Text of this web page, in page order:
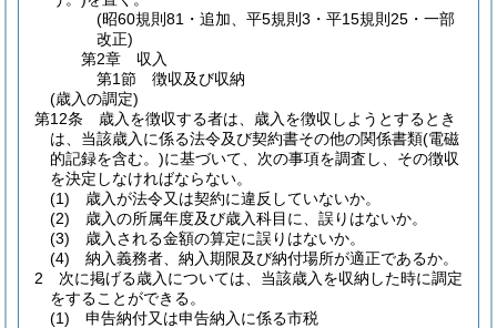
(昭60規則81・追加、平5規則3・平15規則25・一部
改正)
第2章
収入
第1節
徴収及び収納
(歳入の調定)
第12条
歳入を徴収する者は、歳入を徴収しようとするとき
は、当該歳入に係る法令及び契約書その他の関係書類(電磁
的記録を含む。)に基づいて、次の事項を調査し、その徴収
を決定しなければならない。
(1)
歳入が法令又は契約に違反していないか。
(2)
歳入の所属年度及び歳入科目に、誤りはないか。
(3)
歳入される金額の算定に誤りはないか。
(4)
納入義務者、納入期限及び納付場所が適正であるか。
2
次に掲げる歳入については、当該歳入を収納した時に調定
をすることができる。
(1)
申告納付又は申告納入に係る市税